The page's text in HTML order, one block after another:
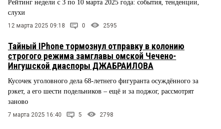
Рейтинг недели с 3 по 10 марта 2025 года: события, тенденции,
слухи
12 марта 2025 09:18 0 2595
Тайный IPhone тормознул отправку в колонию
строгого режима замглавы омской Чечено-
Ингушской диаспоры ДЖАБРАИЛОВА
Кусочек уголовного дела 68-летнего фигуранта осуждённого за
рэкет, а его шести подельников – ещё и за поджог, рассмотрят
заново
7 марта 2025 16:40 5 2798